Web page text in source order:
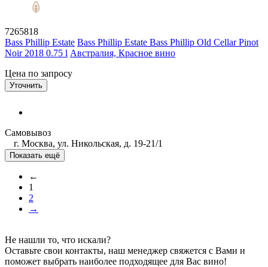
7265818
Bass Phillip Estate Bass Phillip Estate Bass Phillip Old Cellar Pinot
Noir 2018 0.75 l Австралия, Красное вино
Цена по запросу
Уточнить
Самовывоз
г. Москва, ул. Никольская, д. 19-21/1
Показать ещё
←
1
2
→
Не нашли то, что искали?
Оставьте свои контакты, наш менеджер свяжется с Вами и
поможет выбрать наиболее подходящее для Вас вино!